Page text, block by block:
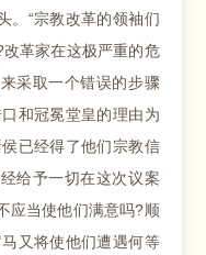
。“宗教改革的领袖们
革家在这极严重的危
采取一个错误的步骤
和冠冕堂皇的理由为
已经得了他们宗教信
给予一切在这次议案
应当使他们满意吗?顺
又将使他们遭遇何等